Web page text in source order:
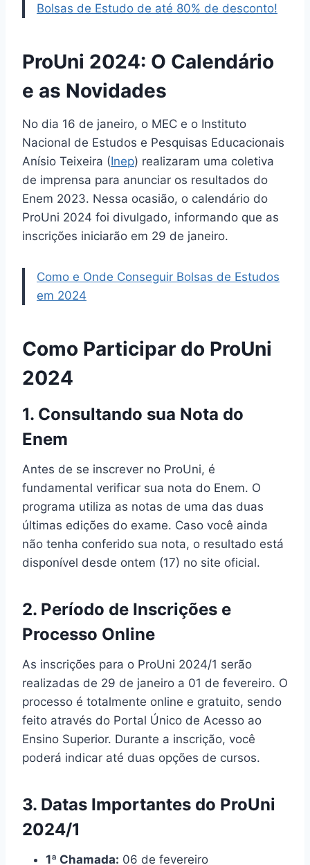
Bolsas de Estudo de até 80% de desconto!
ProUni 2024: O Calendário
e as Novidades
No dia 16 de janeiro, o MEC e o Instituto
Nacional de Estudos e Pesquisas Educacionais
Anísio Teixeira (Inep) realizaram uma coletiva
de imprensa para anunciar os resultados do
Enem 2023. Nessa ocasião, o calendário do
ProUni 2024 foi divulgado, informando que as
inscrições iniciarão em 29 de janeiro.
Como e Onde Conseguir Bolsas de Estudos
em 2024
Como Participar do ProUni
2024
1. Consultando sua Nota do
Enem
Antes de se inscrever no ProUni, é
fundamental verificar sua nota do Enem. O
programa utiliza as notas de uma das duas
últimas edições do exame. Caso você ainda
não tenha conferido sua nota, o resultado está
disponível desde ontem (17) no site oficial.
2. Período de Inscrições e
Processo Online
As inscrições para o ProUni 2024/1 serão
realizadas de 29 de janeiro a 01 de fevereiro. O
processo é totalmente online e gratuito, sendo
feito através do Portal Único de Acesso ao
Ensino Superior. Durante a inscrição, você
poderá indicar até duas opções de cursos.
3. Datas Importantes do ProUni
2024/1
1ª Chamada: 06 de fevereiro